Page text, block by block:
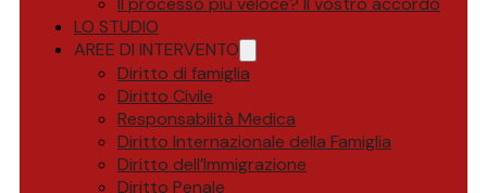
LO STUDIO
AREE DI INTERVENTO
Diritto di famiglia
Diritto Civile
Responsabilità Medica
Diritto Internazionale della Famiglia
Diritto dell’Immigrazione
Diritto Penale